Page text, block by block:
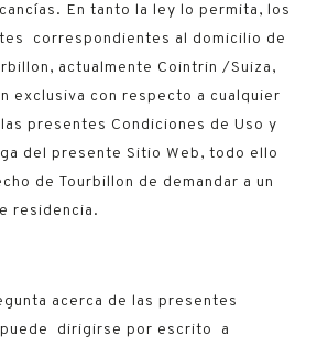
En tanto la ley lo permita, los
correspondientes al domicilio de
actualmente Cointrin /Suiza,
exclusiva con respecto a cualquier
presentes Condiciones de Uso y
del presente Sitio Web, todo ello
de Tourbillon de demandar a un
residencia.
acerca de las presentes
puede dirigirse por escrito a